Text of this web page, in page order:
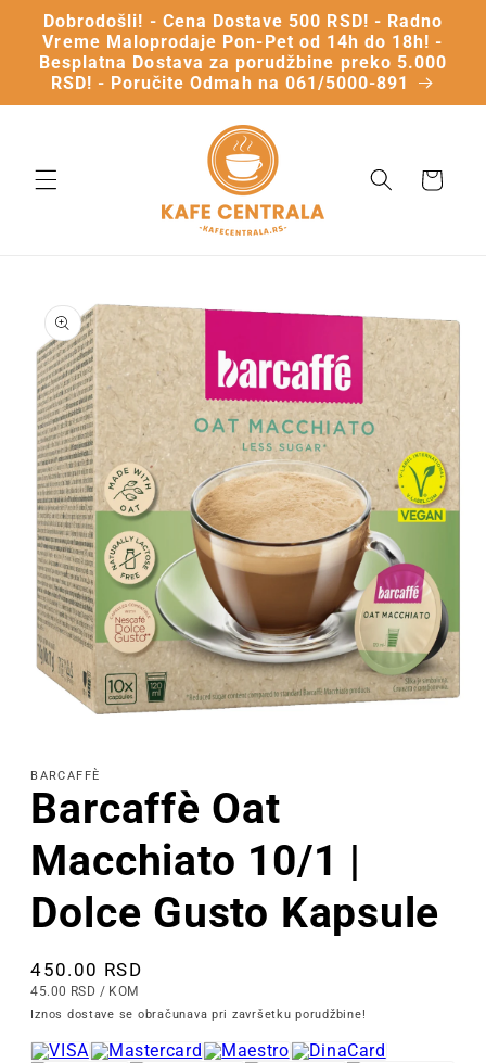
Dobrodošli! - Cena Dostave 500 RSD! - Radno
Vreme Maloprodaje Pon-Pet od 14h do 18h! -
Besplatna Dostava za porudžbine preko 5.000
RSD! - Poručite Odmah na 061/5000-891
Korpa
informacije
proizvodu
1
u
modalu
BARCAFFÈ
Barcaffè Oat
Macchiato 10/1 |
Dolce Gusto Kapsule
Cena
450.00 RSD
CENA
KOMADU
45.00 RSD / PO
KOM
Iznos dostave se obračunava pri završetku porudžbine!